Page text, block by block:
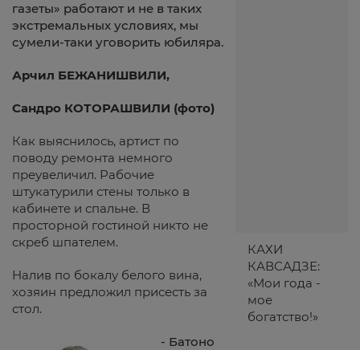
КАХИ
КАВСАДЗЕ:
«Мои года -
мое
богатство!»
газеты» работают и не в таких
экстремальных условиях, мы
сумели-таки уговорить юбиляра.
Арчил БЕЖАНИШВИЛИ,
Сандро КОТОРАШВИЛИ (фото)
Как выяснилось, артист по
поводу ремонта немного
преувеличил. Рабочие
штукатурили стены только в
кабинете и спальне. В
просторной гостиной никто не
скреб шпателем.
Налив по бокалу белого вина,
хозяин предложил присесть за
стол.
- Батоно